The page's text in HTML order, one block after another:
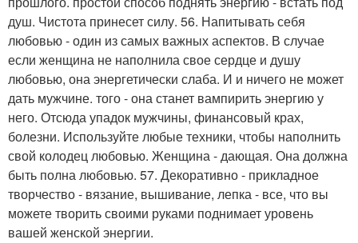
душ. Чистота принесет силу. 56. Напитывать себя
любовью - один из самых важных аспектов. В случае
если женщина не наполнила свое сердце и душу
любовью, она энергетически слаба. И и ничего не может
дать мужчине. того - она станет вампирить энергию у
него. Отсюда упадок мужчины, финансовый крах,
болезни. Используйте любые техники, чтобы наполнить
свой колодец любовью. Женщина - дающая. Она должна
быть полна любовью. 57. Декоративно - прикладное
творчество - вязание, вышивание, лепка - все, что вы
можете творить своими руками поднимает уровень
вашей женской энергии.